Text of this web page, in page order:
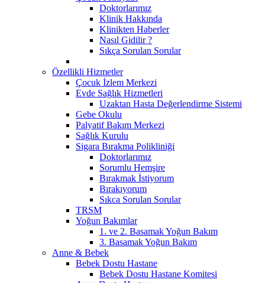
Doktorlarımız
Klinik Hakkında
Klinikten Haberler
Nasıl Gidilir ?
Sıkça Sorulan Sorular
Özellikli Hizmetler
Çocuk İzlem Merkezi
Evde Sağlık Hizmetleri
Uzaktan Hasta Değerlendirme Sistemi
Gebe Okulu
Palyatif Bakım Merkezi
Sağlık Kurulu
Sigara Bırakma Polikliniği
Doktorlarımız
Sorumlu Hemşire
Bırakmak İstiyorum
Bırakıyorum
Sıkca Sorulan Sorular
TRSM
Yoğun Bakımlar
1. ve 2. Basamak Yoğun Bakım
3. Basamak Yoğun Bakım
Anne & Bebek
Bebek Dostu Hastane
Bebek Dostu Hastane Komitesi